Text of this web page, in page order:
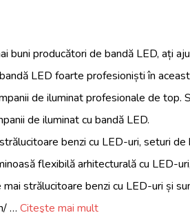
buni producători de bandă LED, ați
LED foarte profesioniști în
de iluminat profesionale de top.
de iluminat cu bandă LED.
benzi cu LED-uri, seturi de
flexibilă arhitecturală cu LED-
strălucitoare benzi cu LED-uri și
… Citeşte mai mult